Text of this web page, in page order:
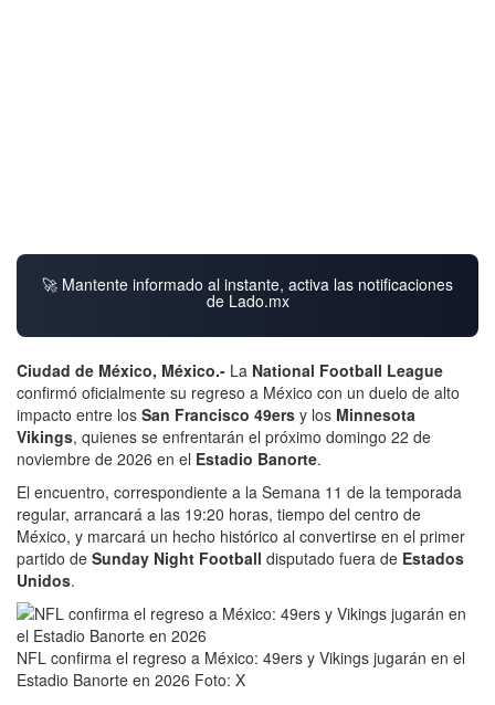
🚀 Mantente informado al instante, activa las notificaciones
de Lado.mx
Ciudad de México, México.- La National Football League
confirmó oficialmente su regreso a México con un duelo de alto
impacto entre los San Francisco 49ers y los Minnesota
Vikings, quienes se enfrentarán el próximo domingo 22 de
noviembre de 2026 en el Estadio Banorte.
El encuentro, correspondiente a la Semana 11 de la temporada
regular, arrancará a las 19:20 horas, tiempo del centro de
México, y marcará un hecho histórico al convertirse en el primer
partido de Sunday Night Football disputado fuera de Estados
Unidos.
NFL confirma el regreso a México: 49ers y Vikings jugarán en el
Estadio Banorte en 2026 Foto: X